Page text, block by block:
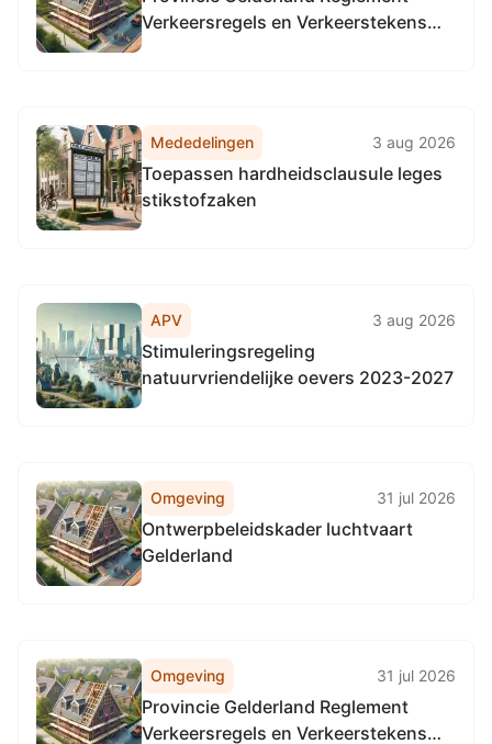
Verkeersregels en Verkeerstekens
Mededelingen 3 aug 2026
Toepassen hardheidsclausule leges
stikstofzaken
APV 3 aug 2026
Stimuleringsregeling
natuurvriendelijke oevers 2023-2027
Omgeving 31 jul 2026
Ontwerpbeleidskader luchtvaart
Gelderland
Omgeving 31 jul 2026
Provincie Gelderland Reglement
Verkeersregels en Verkeerstekens